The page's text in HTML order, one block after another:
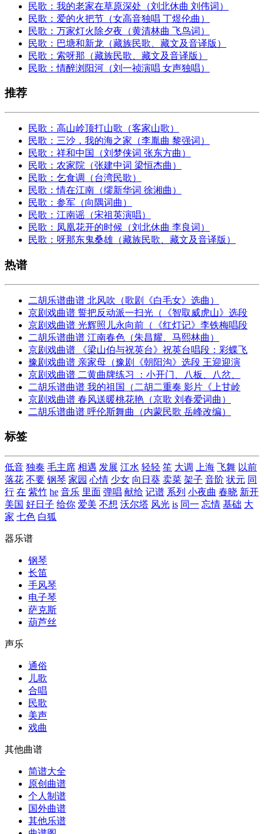
民歌：我的老家在草原深处（刘北休曲 刘伟词）
民歌：爱的火把节（女高音独唱 丁煜伦曲）
民歌：万家灯火除夕夜（黄清林曲 飞鸟词）
民歌：巴塘和新龙（藏族民歌、藏文及音译版）
民歌：索呀那（藏族民歌、藏文及音译版）
民歌：情醉浏阳河（刘一祯演唱 女声独唱）
推荐
民歌：高山岭顶打山歌（客家山歌）
民歌：三沙，我的海之家（李胤曲 黎强词）
民歌：祥和中国（刘梦侠词 张东方曲）
民歌：农家院（张建中词 梁恒杰曲）
民歌：乞食调（台湾民歌）
民歌：情在江南（缪新华词 徐湘曲）
民歌：参军（向隅词曲）
民歌：江南谣（宋祖英演唱）
民歌：凤凰花开的时候（刘北休曲 李良词）
民歌：呀那东鬼桑雄（藏族民歌、藏文及音译版）
热谱
二胡乐谱曲谱 北风吹（歌剧《白毛女》选曲）
京剧戏曲谱 誓把反动派一扫光（《智取威虎山》选段
京剧戏曲谱 光辉照儿永向前（《红灯记》李铁梅唱段
二胡乐谱曲谱 江南春色（朱昌耀、马熙林曲）
京剧戏曲谱 《梁山伯与祝英台》祝英台唱段：彩蝶飞
豫剧戏曲谱 亲家母（豫剧《朝阳沟》选段 王迎迎演
京剧戏曲谱 二黄曲牌练习 ：小开门、八板、八岔、
二胡乐谱曲谱 我的祖国（二胡二重奏 影片《上甘岭
京剧戏曲谱 春风送暖桃花艳（京歌 刘春爱词曲）
二胡乐谱曲谱 呼伦斯舞曲（内蒙民歌 岳峰改编）
标签
低音 独奏 毛主席 相遇 发展 江水 轻轻 笙 大调 上海 飞舞 以前
落花 不要 钢琴 家园 心情 少女 向日葵 卖菜 架子 音阶 状元 同
行 在 紫竹 he 音乐 里面 弹唱 献给 记谱 系列 小夜曲 春晓 新开
美国 好日子 给你 爱美 不想 沃尔塔 风光 is 同一 忘情 基础 大
家 七色 白狐
器乐谱
钢琴
长笛
手风琴
电子琴
萨克斯
葫芦丝
声乐
通俗
儿歌
合唱
民歌
美声
戏曲
其他曲谱
简谱大全
原创曲谱
个人制谱
国外曲谱
其他乐谱